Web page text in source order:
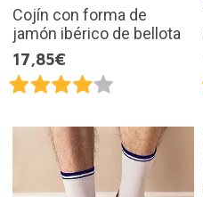
Cojín con forma de
jamón ibérico de bellota
17,85€